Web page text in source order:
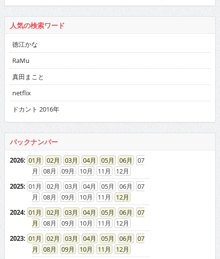
人気の検索ワード
徳江かな
RaMu
真田まこと
netflix
ドカント 2016年
バックナンバー
2026: 01 02 03 04 05 06
07
08
09 10 11
12
2025: 01 02 03 04 05 06
07
08
09 10 11
12
2024: 01 02 03 04 05 06
07
08
09 10 11
12
2023: 01 02 03 04 05 06
07
08
09 10 11
12